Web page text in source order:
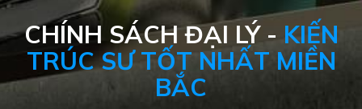
CHÍNH SÁCH ĐẠI LÝ - KIẾN
TRÚC SƯ TỐT NHẤT MIỀN
BẮC